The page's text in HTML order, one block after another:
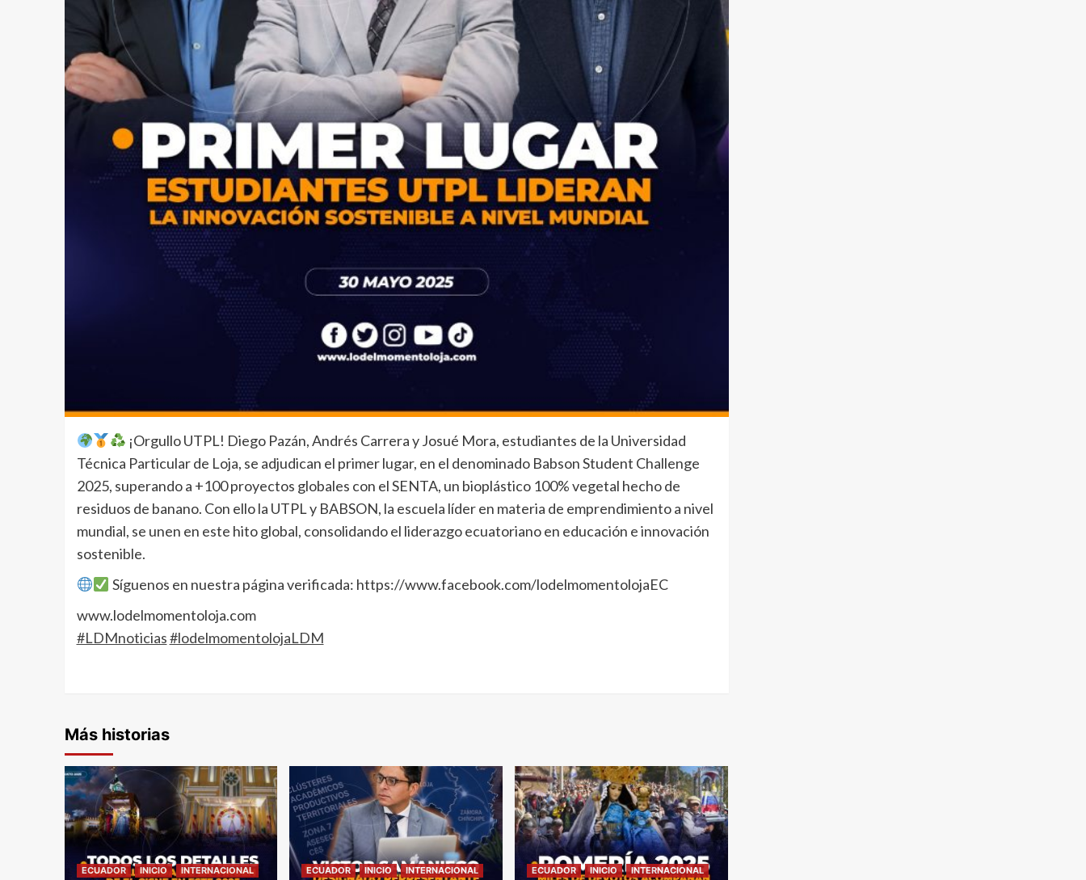
¡Orgullo UTPL! Diego Pazán, Andrés Carrera y Josué Mora, estudiantes de la Universidad
Técnica Particular de Loja, se adjudican el primer lugar, en el denominado Babson Student Challenge
2025, superando a +100 proyectos globales con el SENTA, un bioplástico 100% vegetal hecho de
residuos de banano. Con ello la UTPL y BABSON, la escuela líder en materia de emprendimiento a nivel
mundial, se unen en este hito global, consolidando el liderazgo ecuatoriano en educación e innovación
sostenible.
Síguenos en nuestra página verificada: https://www.facebook.com/lodelmomentolojaEC
www.lodelmomentoloja.com
#LDMnoticias#lodelmomentolojaLDM
Más historias
ECUADOR INICIO
INTERNACIONAL
ECUADOR INICIO
INTERNACIONAL
ECUADOR INICIO
INTERNACIONAL